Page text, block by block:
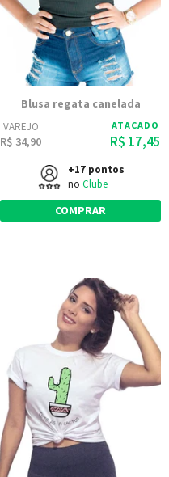
Blusa regata canelada
VAREJO
R$ 34,90
ATACADO
R$ 17,45
+17 pontos
no Clube
COMPRAR